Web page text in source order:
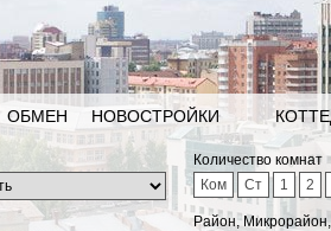
ОБМЕН НОВОСТРОЙКИ
Количество комнат
Ком
Ст 1 2
Район,